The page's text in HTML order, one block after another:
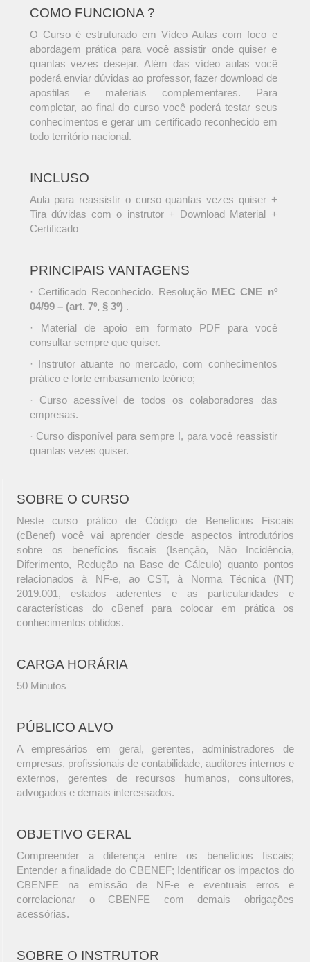
COMO FUNCIONA ?
O Curso é estruturado em Vídeo Aulas com foco e
abordagem prática para você assistir onde quiser e
quantas vezes desejar. Além das vídeo aulas você
poderá enviar dúvidas ao professor, fazer download de
apostilas e materiais complementares. Para
completar, ao final do curso você poderá testar seus
conhecimentos e gerar um certificado reconhecido em
todo território nacional.
INCLUSO
Aula para reassistir o curso quantas vezes quiser +
Tira dúvidas com o instrutor + Download Material +
Certificado
PRINCIPAIS VANTAGENS
· Certificado Reconhecido. Resolução MEC CNE nº
04/99 – (art. 7º, § 3º) .
· Material de apoio em formato PDF para você
consultar sempre que quiser.
· Instrutor atuante no mercado, com conhecimentos
prático e forte embasamento teórico;
· Curso acessível de todos os colaboradores das
empresas.
· Curso disponível para sempre !, para você reassistir
quantas vezes quiser.
SOBRE O CURSO
Neste curso prático de Código de Benefícios Fiscais
(cBenef) você vai aprender desde aspectos introdutórios
sobre os benefícios fiscais (Isenção, Não Incidência,
Diferimento, Redução na Base de Cálculo) quanto pontos
relacionados à NF-e, ao CST, à Norma Técnica (NT)
2019.001, estados aderentes e as particularidades e
características do cBenef para colocar em prática os
conhecimentos obtidos.
CARGA HORÁRIA
50 Minutos
PÚBLICO ALVO
A empresários em geral, gerentes, administradores de
empresas, profissionais de contabilidade, auditores internos e
externos, gerentes de recursos humanos, consultores,
advogados e demais interessados.
OBJETIVO GERAL
Compreender a diferença entre os benefícios fiscais;
Entender a finalidade do CBENEF; Identificar os impactos do
CBENFE na emissão de NF-e e eventuais erros e
correlacionar o CBENFE com demais obrigações
acessórias.
SOBRE O INSTRUTOR